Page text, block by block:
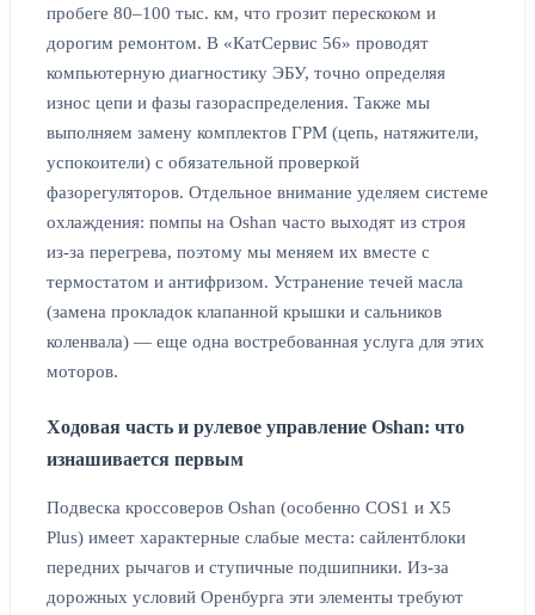
пробеге 80–100 тыс. км, что грозит перескоком и
дорогим ремонтом. В «КатСервис 56» проводят
компьютерную диагностику ЭБУ, точно определяя
износ цепи и фазы газораспределения. Также мы
выполняем замену комплектов ГРМ (цепь, натяжители,
успокоители) с обязательной проверкой
фазорегуляторов. Отдельное внимание уделяем системе
охлаждения: помпы на Oshan часто выходят из строя
из-за перегрева, поэтому мы меняем их вместе с
термостатом и антифризом. Устранение течей масла
(замена прокладок клапанной крышки и сальников
коленвала) — еще одна востребованная услуга для этих
моторов.
Ходовая часть и рулевое управление Oshan: что
изнашивается первым
Подвеска кроссоверов Oshan (особенно COS1 и X5
Plus) имеет характерные слабые места: сайлентблоки
передних рычагов и ступичные подшипники. Из-за
дорожных условий Оренбурга эти элементы требуют